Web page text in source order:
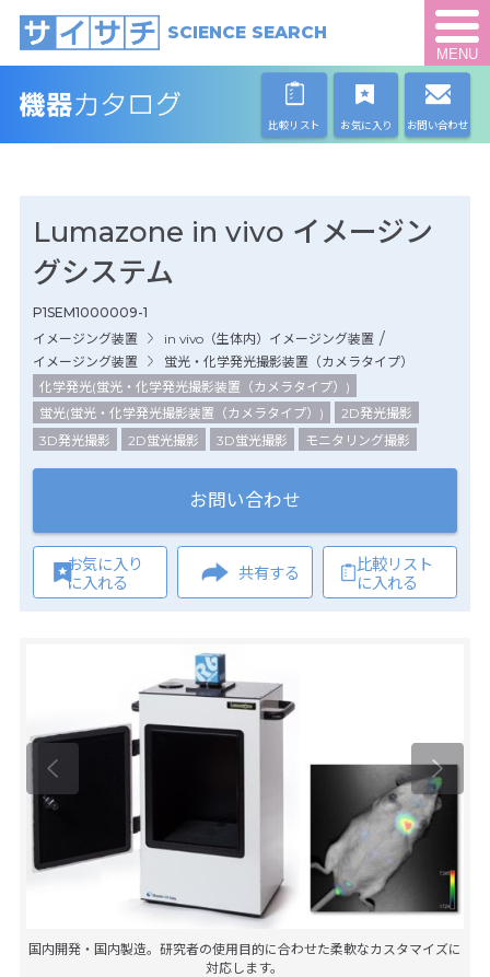
SCIENCE SEARCH
MENU
比較リスト お気に入り お問い合わせ
Lumazone in vivo イメージン
グシステム
P1SEM1000009-1
イメージング装置
in vivo（生体内）イメージング装置 /
イメージング装置
蛍光・化学発光撮影装置（カメラタイプ）
化学発光(蛍光・化学発光撮影装置（カメラタイプ）)
蛍光(蛍光・化学発光撮影装置（カメラタイプ）)
2D発光撮影
3D発光撮影
2D蛍光撮影 3D蛍光撮影 モニタリング撮影
お問い合わせ
お気に入り
に入れる
共有する
比較リスト
に入れる
国内開発・国内製造。研究者の使用目的に合わせた柔軟なカスタマイズに
対応します。